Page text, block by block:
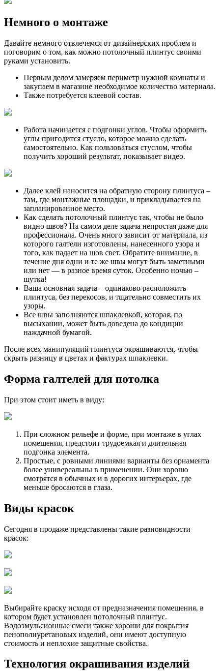
Немного о монтаже
Давайте немного отвлечемся от дизайнерских проблем и
поговорим о том, как можно потолочный плинтус своими
руками установить.
Первым делом замеряем периметр нужной комнаты и
закупаем в магазине необходимое количество материала.
Также потребуется клеевой состав.
Работа начинается с подгонки углов. Чтобы оформить
углы пригодится стусло, которое можно сделать
самостоятельно. Как пользоваться стуслом, чтобы
получить хороший результат, показывает видео.
Далее клей наносится на обратную сторону плинтуса –
там, где монтажные площадки, и прикладывается на
запланированное место.
Как сделать потолочный плинтус так, чтобы не было
видно швов? На самом деле задача непростая даже для
профессионала. Очень много зависит от материала, из
которого галтели изготовлены, нанесенного узора и
того, как падает на шов свет. Обратите внимание, в
течение дня одни и те же швы могут быть заметными
или нет — в разное время суток. Особенно ночью –
шутка!
Ваша основная задача – одинаково расположить
плинтуса, без перекосов, и тщательно совместить их
узоры.
Все швы заполняются шпаклевкой, которая, по
высыхании, может быть доведена до кондиции
наждачной бумагой.
После всех манипуляций плинтуса окрашиваются, чтобы
скрыть разницу в цветах и фактурах шпаклевки.
Форма галтелей для потолка
При этом стоит иметь в виду:
При сложном рельефе и форме, при монтаже в углах
помещения, предстоит трудоемкая и длительная
подгонка элемента.
Простые, с ровными линиями варианты без орнамента
более универсальны в применении. Они хорошо
смотрятся в обычных и в дорогих интерьерах, где
меньше бросаются в глаза.
Виды красок
Сегодня в продаже представлены такие разновидности
красок:
Выбирайте краску исходя от предназначения помещения, в
котором будет установлен потолочный плинтус.
Водоэмульсионные смеси также хороши для покрытия
пенополиуретановых изделий, они имеют доступную
стоимость и неплохие защитные свойства.
Технология окрашивания изделий